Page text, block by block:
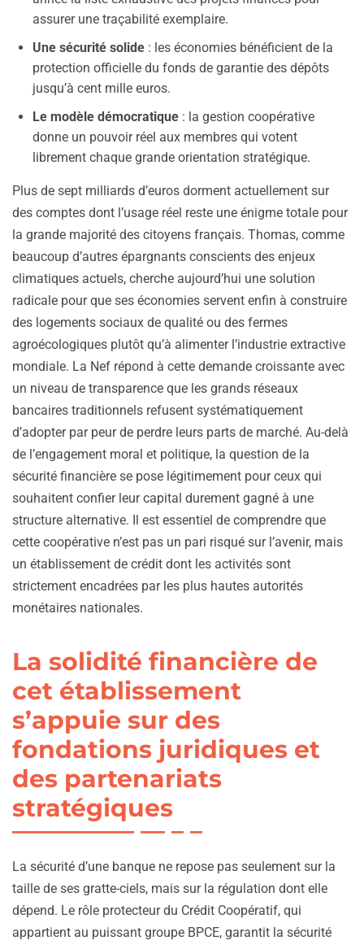
assurer une traçabilité exemplaire.
Une sécurité solide : les économies bénéficient de la
protection officielle du fonds de garantie des dépôts
jusqu’à cent mille euros.
Le modèle démocratique : la gestion coopérative
donne un pouvoir réel aux membres qui votent
librement chaque grande orientation stratégique.
Plus de sept milliards d’euros dorment actuellement sur
des comptes dont l’usage réel reste une énigme totale pour
la grande majorité des citoyens français. Thomas, comme
beaucoup d’autres épargnants conscients des enjeux
climatiques actuels, cherche aujourd’hui une solution
radicale pour que ses économies servent enfin à construire
des logements sociaux de qualité ou des fermes
agroécologiques plutôt qu’à alimenter l’industrie extractive
mondiale. La Nef répond à cette demande croissante avec
un niveau de transparence que les grands réseaux
bancaires traditionnels refusent systématiquement
d’adopter par peur de perdre leurs parts de marché. Au-delà
de l’engagement moral et politique, la question de la
sécurité financière se pose légitimement pour ceux qui
souhaitent confier leur capital durement gagné à une
structure alternative. Il est essentiel de comprendre que
cette coopérative n’est pas un pari risqué sur l’avenir, mais
un établissement de crédit dont les activités sont
strictement encadrées par les plus hautes autorités
monétaires nationales.
La solidité financière de
cet établissement
s’appuie sur des
fondations juridiques et
des partenariats
stratégiques
La sécurité d’une banque ne repose pas seulement sur la
taille de ses gratte-ciels, mais sur la régulation dont elle
dépend. Le rôle protecteur du Crédit Coopératif, qui
appartient au puissant groupe BPCE, garantit la sécurité